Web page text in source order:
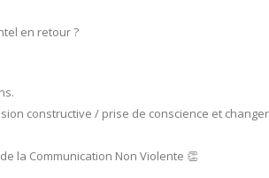
en retour ?
constructive / prise de conscience et
la Communication Non Violente 👏